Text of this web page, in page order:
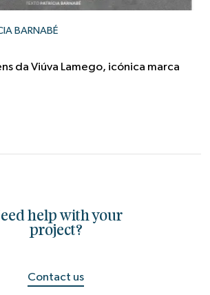
BARNABÉ
da Viúva Lamego, icónica marca
help with your
project?
Contact us